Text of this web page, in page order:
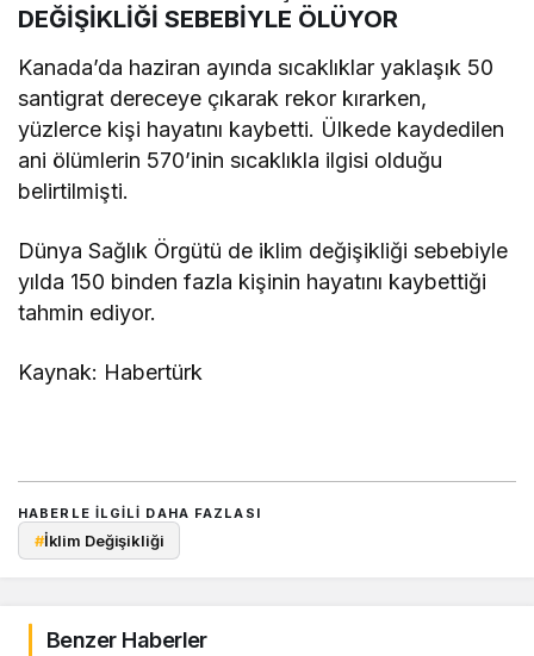
DEĞİŞİKLİĞİ SEBEBİYLE ÖLÜYOR
Kanada’da haziran ayında sıcaklıklar yaklaşık 50
santigrat dereceye çıkarak rekor kırarken,
yüzlerce kişi hayatını kaybetti. Ülkede kaydedilen
ani ölümlerin 570’inin sıcaklıkla ilgisi olduğu
belirtilmişti.
Dünya Sağlık Örgütü de iklim değişikliği sebebiyle
yılda 150 binden fazla kişinin hayatını kaybettiği
tahmin ediyor.
Kaynak: Habertürk
HABERLE ILGILI DAHA FAZLASI
#İklim Değişikliği
Benzer Haberler